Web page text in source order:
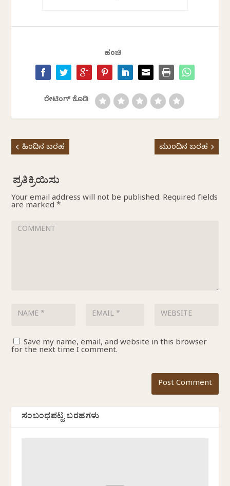
ಹಂಚಿ
ರೇಟಿಂಗ್ ಕೊಡಿ
ಹಿಂದಿನ ಬರಹ ಮುಂದಿನ ಬರಹ
Your email address will not be published. Required fields
are marked*
Save my name, email, and website in this browser
for the next time I comment.
ಸಂಬಂಧಪಟ್ಟ ಬರಹಗಳು